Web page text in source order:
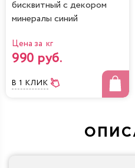
бисквитный с декором
минералы синий
Цена за кг
990 руб.
В 1 КЛИК